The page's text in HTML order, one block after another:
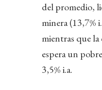
del promedio,
minera (13,7%
mientras que
espera un
3,5% i.a.